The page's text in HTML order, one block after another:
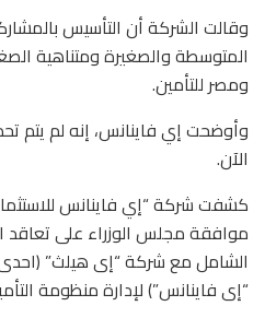
وقالت الشركة أن التأسيس
المتوسطة والصغيرة ومتناهية
ومصر للتأمين.
وأوضحت إي فاينانس، إنه لم يتم
الآن.
كشفت شركة “إي فاينانس
موافقة مجلس الوزراء على تعاقد
الشامل مع شركة “إى هيلث”
“إى فاينانس”) لإدارة منظومة